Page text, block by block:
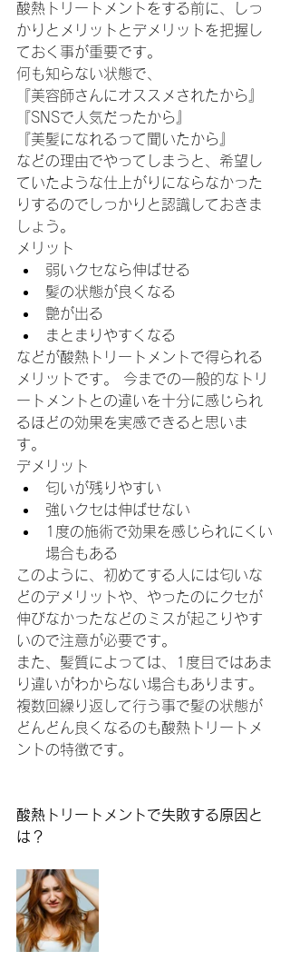
酸熱トリートメントをする前に、しっ
かりとメリットとデメリットを把握し
ておく事が重要です。
何も知らない状態で、
『美容師さんにオススメされたから』
『SNSで人気だったから』
『美髪になれるって聞いたから』
などの理由でやってしまうと、希望し
ていたような仕上がりにならなかった
りするのでしっかりと認識しておきま
しょう。
メリット
弱いクセなら伸ばせる
髪の状態が良くなる
艶が出る
まとまりやすくなる
などが酸熱トリートメントで得られる
メリットです。 今までの一般的なトリ
ートメントとの違いを十分に感じられ
るほどの効果を実感できると思いま
す。
デメリット
匂いが残りやすい
強いクセは伸ばせない
1度の施術で効果を感じられにくい
場合もある
このように、初めてする人には匂いな
どのデメリットや、やったのにクセが
伸びなかったなどのミスが起こりやす
いので注意が必要です。
また、髪質によっては、1度目ではあま
り違いがわからない場合もあります。
複数回繰り返して行う事で髪の状態が
どんどん良くなるのも酸熱トリートメ
ントの特徴です。
酸熱トリートメントで失敗する原因と
は？